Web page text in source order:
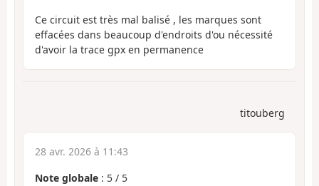
Ce circuit est très mal balisé , les marques sont
effacées dans beaucoup d'endroits d'ou nécessité
d'avoir la trace gpx en permanence
titouberg
28 avr. 2026 à 11:43
Note globale : 5 / 5